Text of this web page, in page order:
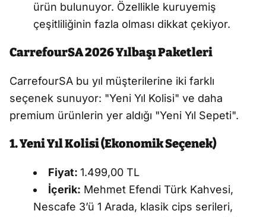
ürün bulunuyor. Özellikle kuruyemiş
çeşitliliğinin fazla olması dikkat çekiyor.
CarrefourSA 2026 Yılbaşı Paketleri
CarrefourSA bu yıl müşterilerine iki farklı
seçenek sunuyor: "Yeni Yıl Kolisi" ve daha
premium ürünlerin yer aldığı "Yeni Yıl Sepeti".
1. Yeni Yıl Kolisi (Ekonomik Seçenek)
Fiyat: 1.499,00 TL
İçerik: Mehmet Efendi Türk Kahvesi,
Nescafe 3’ü 1 Arada, klasik cips serileri,